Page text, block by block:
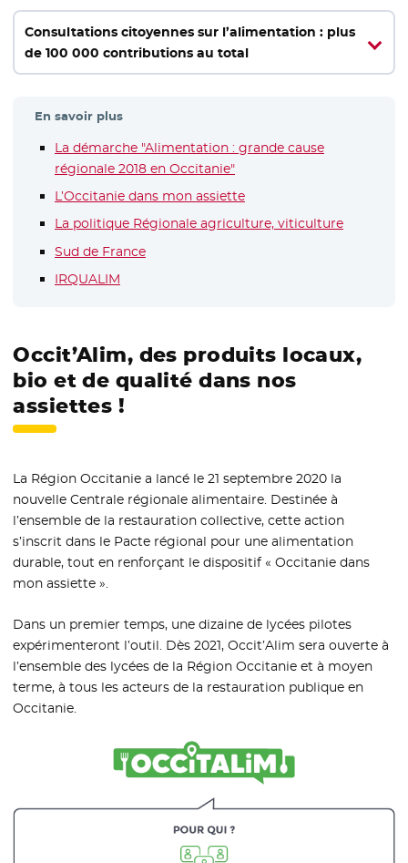
Consultations citoyennes sur l’alimentation : plus
de 100 000 contributions au total
En savoir plus
La démarche "Alimentation : grande cause
régionale 2018 en Occitanie"
L’Occitanie dans mon assiette
La politique Régionale agriculture, viticulture
Sud de France- Nouvelle fenêtre
IRQUALIM
Occit’Alim, des produits locaux,
bio et de qualité dans nos
assiettes !
La Région Occitanie a lancé le 21 septembre 2020 la
nouvelle Centrale régionale alimentaire. Destinée à
l’ensemble de la restauration collective, cette action
s’inscrit dans le Pacte régional pour une alimentation
durable, tout en renforçant le dispositif « Occitanie dans
mon assiette ».
Dans un premier temps, une dizaine de lycées pilotes
expérimenteront l’outil. Dès 2021, Occit’Alim sera ouverte à
l’ensemble des lycées de la Région Occitanie et à moyen
terme, à tous les acteurs de la restauration publique en
Occitanie.